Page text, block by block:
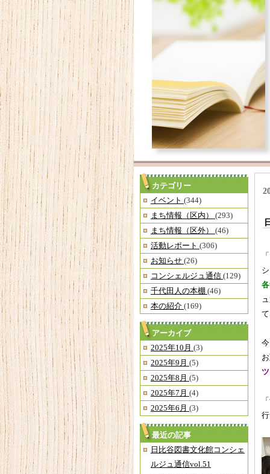
カテゴリー
イベント (344)
まち情報（区内） (293)
まち情報（区外） (46)
活動レポート (306)
お知らせ (26)
コンシェルジュ通信 (129)
千代田人の本棚 (46)
本の紹介 (169)
アーカイブ
2025年10月 (3)
2025年9月 (5)
2025年8月 (5)
2025年7月 (4)
2025年6月 (3)
最近の記事
日比谷図書文化館コンシェ
ルジュ通信vol.51